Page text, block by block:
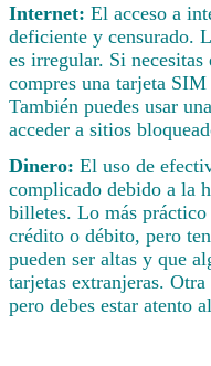
Internet: El acceso a
deficiente y censurado.
es irregular. Si
compres una tarjeta
También puedes usar
acceder a sitios
Dinero: El uso de
complicado debido a la
billetes. Lo más práctico
crédito o débito, pero
pueden ser altas y que
tarjetas extranjeras.
pero debes estar atento